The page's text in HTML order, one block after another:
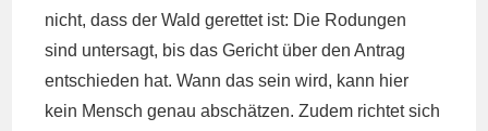
nicht, dass der Wald gerettet ist: Die Rodungen
sind untersagt, bis das Gericht über den Antrag
entschieden hat. Wann das sein wird, kann hier
kein Mensch genau abschätzen. Zudem richtet sich